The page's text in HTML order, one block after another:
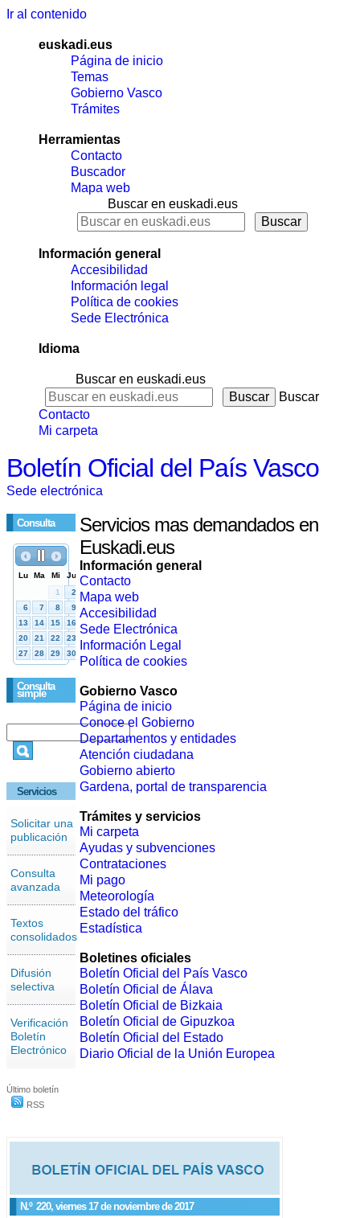
Ir al contenido
euskadi.eus
Página de inicio
Temas
Gobierno Vasco
Trámites
Herramientas
Contacto
Buscador
Mapa web
Buscar en euskadi.eus
Información general
Accesibilidad
Información legal
Política de cookies
Sede Electrónica
Idioma
Buscar en euskadi.eus
Buscar
Contacto
Mi carpeta
Boletín Oficial del País Vasco
Sede electrónica
Consulta
Consulta
simple
Servicios
Solicitar una
publicación
Consulta
avanzada
Textos
consolidados
Difusión
selectiva
Verificación
Boletín
Electrónico
Último boletín
RSS
N.º 220, viernes 17 de noviembre de 2017
Servicios mas demandados en
Euskadi.eus
Información general
Contacto
Mapa web
Accesibilidad
Sede Electrónica
Información Legal
Política de cookies
Gobierno Vasco
Página de inicio
Conoce el Gobierno
Departamentos y entidades
Atención ciudadana
Gobierno abierto
Gardena, portal de transparencia
Trámites y servicios
Mi carpeta
Ayudas y subvenciones
Contrataciones
Mi pago
Meteorología
Estado del tráfico
Estadística
Boletines oficiales
Boletín Oficial del País Vasco
Boletín Oficial de Álava
Boletín Oficial de Bizkaia
Boletín Oficial de Gipuzkoa
Boletín Oficial del Estado
Diario Oficial de la Unión Europea